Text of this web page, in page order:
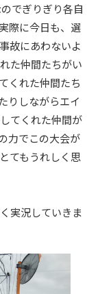
でぎりぎり各自
際に今日も、選
故にあわないよ
た仲間たちがい
くれた仲間たち
りしながらエイ
てくれた仲間が
力でこの大会が
てもうれしく思
実況していきま